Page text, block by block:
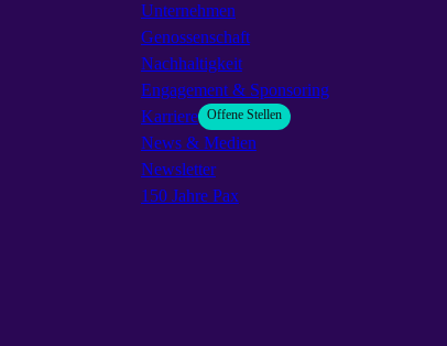
Unternehmen
Genossenschaft
Nachhaltigkeit
Engagement & Sponsoring
Karriere Offene Stellen
News & Medien
Newsletter
150 Jahre Pax